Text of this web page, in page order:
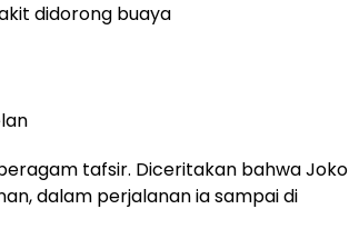
didorong buaya
tafsir. Diceritakan bahwa Joko
dalam perjalanan ia sampai di